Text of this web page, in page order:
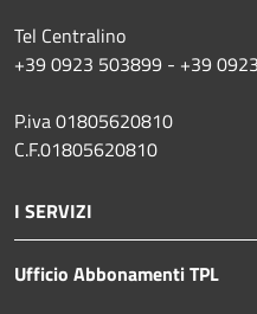
Tel Centralino
+39 0923 503899 - +39
P.iva 01805620810
C.F.01805620810
I SERVIZI
Ufficio Abbonamenti TPL